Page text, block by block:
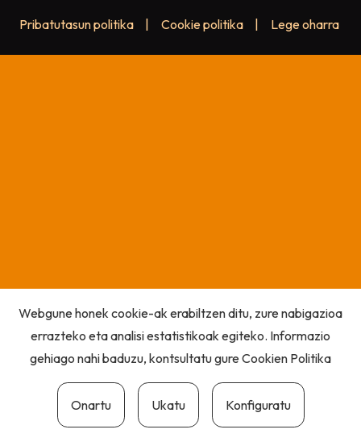
Pribatutasun politika Cookie politika Lege oharra
Webgune honek cookie-ak erabiltzen ditu, zure nabigazioa
errazteko eta analisi estatistikoak egiteko. Informazio
gehiago nahi baduzu, kontsultatu gureCookien Politika
Onartu Ukatu Konfiguratu